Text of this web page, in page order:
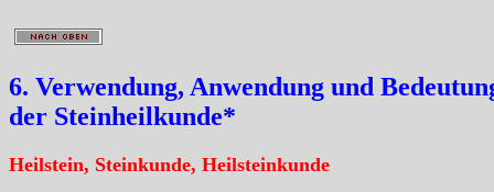
6. Verwendung, Anwendung und
der Steinheilkunde*
Heilstein, Steinkunde, Heilsteinkunde